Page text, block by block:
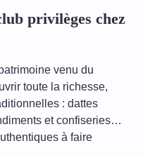
privilèges chez
venu du
toute la richesse,
: dattes
et confiseries…
à faire